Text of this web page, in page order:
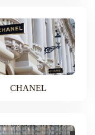
CHANEL